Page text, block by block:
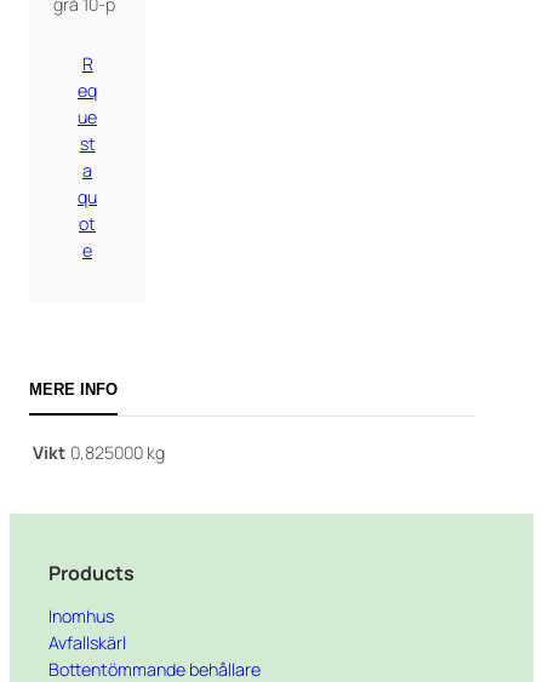
grå 10-p
R
eq
ue
st
a
qu
ot
e
MERE INFO
Vikt 0,825000 kg
Products
Inomhus
Avfallskärl
Bottentömmande behållare